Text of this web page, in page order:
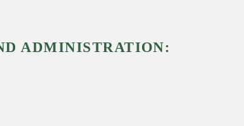
ADMINISTRATION: